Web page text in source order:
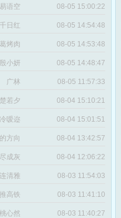
易语空 08-05 15:00:22
千日红 08-05 14:54:48
烤肉 08-05 14:53:48
殷小妍 08-05 14:48:47
广林 08-05 11:57:33
楚若夕 08-04 15:10:21
冷嗳迩 08-04 15:01:51
方向
感
08-04 13:42:57
成灰 08-04 12:06:22
清雅 08-03 11:54:03
推高铁 08-03 11:41:10
桃心然 08-03 11:40:27